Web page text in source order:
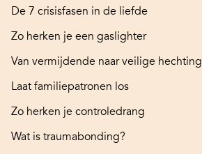
De 7 crisisfasen in de liefde
Zo herken je een gaslighter
Van vermijdende naar veilige
Laat familiepatronen los
Zo herken je controledrang
Wat is traumabonding?